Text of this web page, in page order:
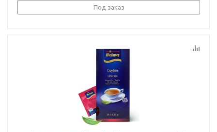
Под заказ